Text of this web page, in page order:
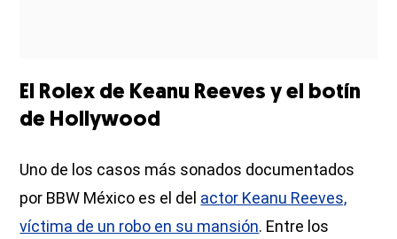
El Rolex de Keanu Reeves y el botín
de Hollywood
Uno de los casos más sonados documentados
por BBW México es el del actor Keanu Reeves,
víctima de un robo en su mansión. Entre los